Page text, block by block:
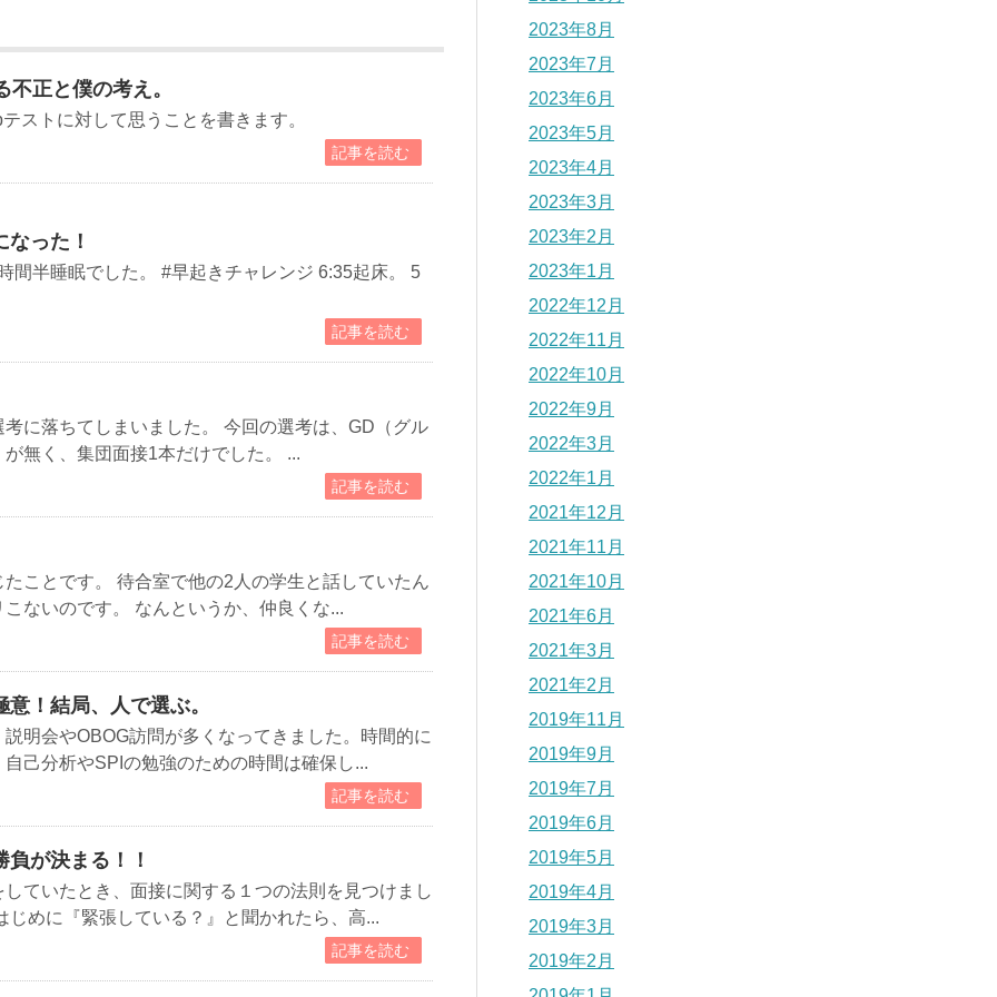
正と僕の考え。
ストに対して思うことを書きます。
記事を読む
った！
間半睡眠でした。 #早起きチャレンジ 6:35起床。 5
記事を読む
に落ちてしまいました。 今回の選考は、GD（グル
無く、集団面接1本だけでした。 ...
記事を読む
ことです。 待合室で他の2人の学生と話していたん
ないのです。 なんというか、仲良くな...
記事を読む
！結局、人で選ぶ。
明会やOBOG訪問が多くなってきました。時間的に
己分析やSPIの勉強のための時間は確保し...
記事を読む
が決まる！！
ていたとき、面接に関する１つの法則を見つけまし
じめに『緊張している？』と聞かれたら、高...
記事を読む
2023年8月
2023年7月
2023年6月
2023年5月
2023年4月
2023年3月
2023年2月
2023年1月
2022年12月
2022年11月
2022年10月
2022年9月
2022年3月
2022年1月
2021年12月
2021年11月
2021年10月
2021年6月
2021年3月
2021年2月
2019年11月
2019年9月
2019年7月
2019年6月
2019年5月
2019年4月
2019年3月
2019年2月